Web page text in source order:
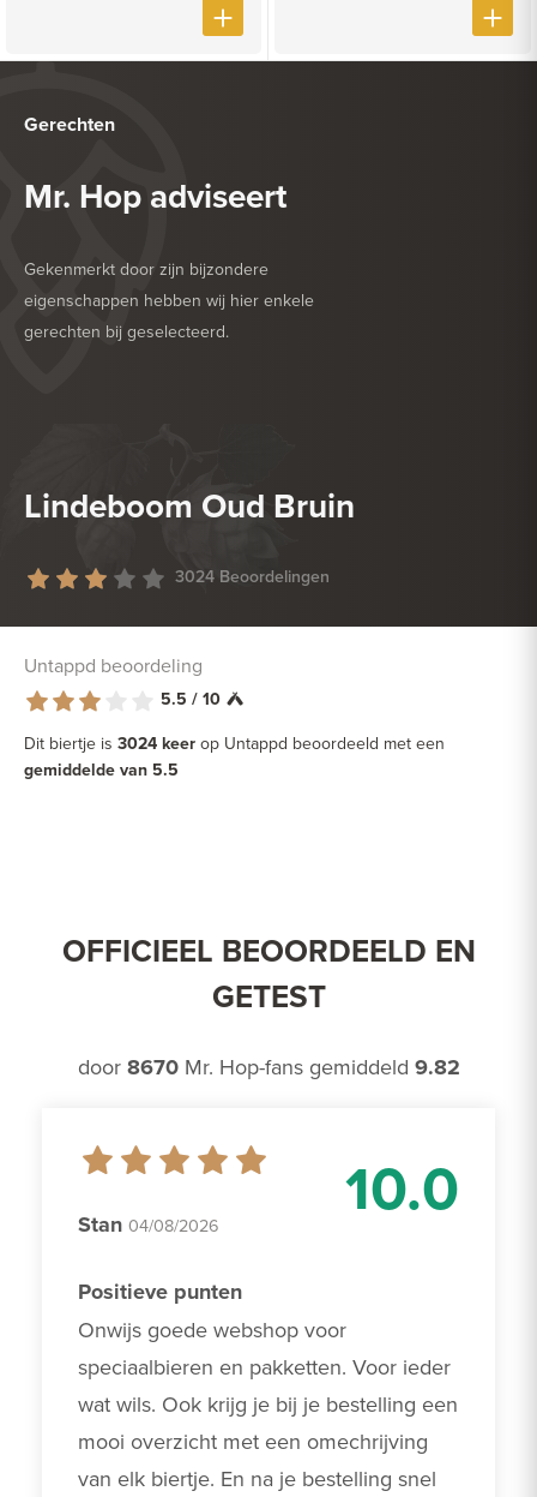
Gerechten
Mr. Hop adviseert
Gekenmerkt door zijn bijzondere
eigenschappen hebben wij hier enkele
gerechten bij geselecteerd.
HEERLIJK BIJ
Lindeboom Oud Bruin
3024 Beoordelingen
Untappd beoordeling
5.5 / 10
Dit biertje is 3024 keer op Untappd beoordeeld met een
gemiddelde van 5.5
OFFICIEEL BEOORDEELD EN
GETEST
door 8670Mr. Hop-fans gemiddeld 9.82
10.0
Stan 04/08/2026
Positieve punten
Onwijs goede webshop voor
speciaalbieren en pakketten. Voor ieder
wat wils. Ook krijg je bij je bestelling een
mooi overzicht met een omechrijving
van elk biertje. En na je bestelling snel